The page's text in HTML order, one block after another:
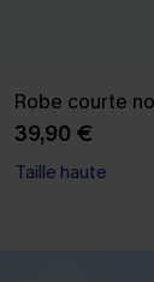
Robe courte
39,90 €
Taille haute